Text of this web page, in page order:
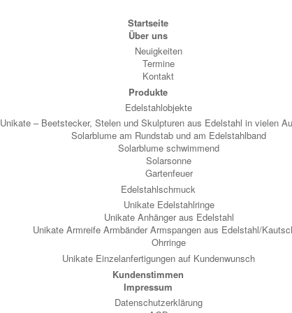
Startseite
Über uns
Neuigkeiten
Termine
Kontakt
Produkte
Edelstahlobjekte
Unikate – Beetstecker, Stelen und Skulpturen aus Edelstahl in vielen
Solarblume am Rundstab und am Edelstahlband
Solarblume schwimmend
Solarsonne
Gartenfeuer
Edelstahlschmuck
Unikate Edelstahlringe
Unikate Anhänger aus Edelstahl
Unikate Armreife Armbänder Armspangen aus Edelstahl/
Ohrringe
Unikate Einzelanfertigungen auf Kundenwunsch
Kundenstimmen
Impressum
Datenschutzerklärung